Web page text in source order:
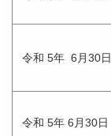
令和 5年 6月30日
令和 5年 6月30日